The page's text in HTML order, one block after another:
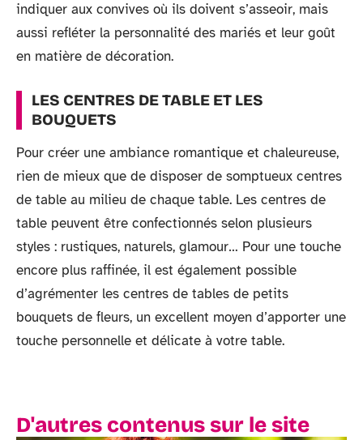
indiquer aux convives où ils doivent s’asseoir, mais
aussi refléter la personnalité des mariés et leur goût
en matière de décoration.
LES CENTRES DE TABLE ET LES
BOUQUETS
Pour créer une ambiance romantique et chaleureuse,
rien de mieux que de disposer de somptueux centres
de table au milieu de chaque table. Les centres de
table peuvent être confectionnés selon plusieurs
styles : rustiques, naturels, glamour… Pour une touche
encore plus raffinée, il est également possible
d’agrémenter les centres de tables de petits
bouquets de fleurs, un excellent moyen d’apporter une
touche personnelle et délicate à votre table.
D'autres contenus sur le site